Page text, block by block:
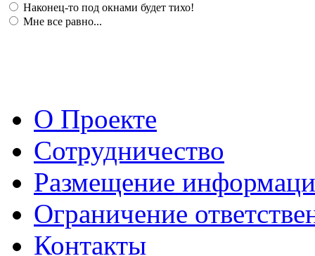
Наконец-то под окнами будет тихо!
Мне все равно...
О Проекте
Сотрудничество
Размещение
Ограничение
Контакты